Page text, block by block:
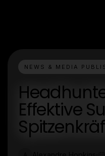
NEWS & MEDIA
Effektive